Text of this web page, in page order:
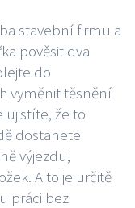
stavební firmu a
pověsit dva
do
vyměnit těsnění
ujistíte, že to
dostanete
výjezdu,
A to je určitě
práci bez